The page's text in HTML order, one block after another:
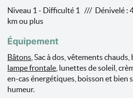
Niveau 1 - Difficulté 1 /// Dénivelé :
km ou plus
Équipement
Bâtons , Sac à dos, vêtements
lampe frontale , lunettes de soleil,
en-cas énergétiques, boisson et bien
humeur.